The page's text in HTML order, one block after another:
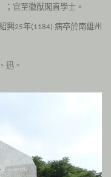
官至徽猷閣直學士。
興25年(1184) 病卒於南雄州
迅。